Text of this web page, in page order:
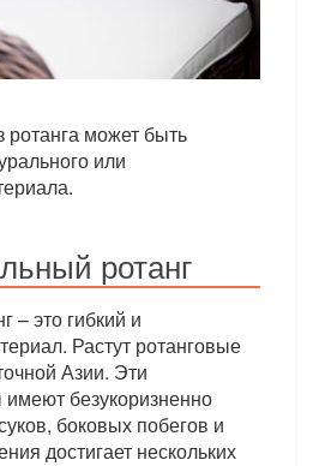
ротанга может быть
или
ротанг
– это гибкий и
Растут ротанговые
Азии. Эти
безукоризненно
боковых побегов и
достигает нескольких